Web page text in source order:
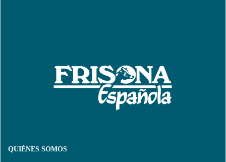
QUIÉNES SOMOS